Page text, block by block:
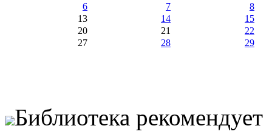
6
7
8
13
14
15
20
21
22
27
28 29
Библиотека рекомендует